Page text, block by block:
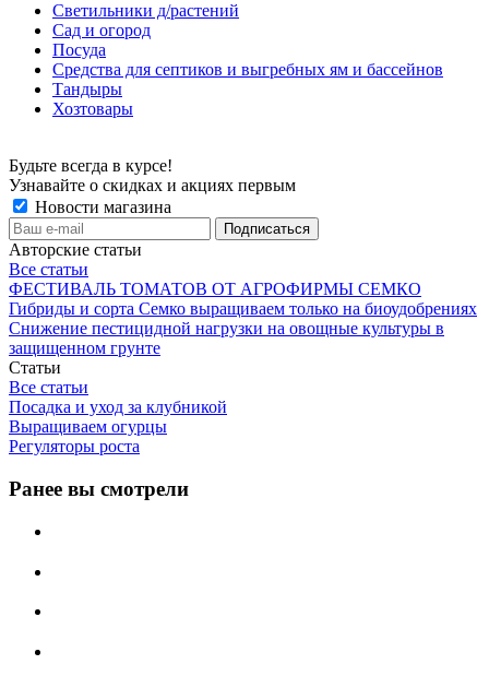
Светильники д/растений
Сад и огород
Посуда
Средства для септиков и выгребных ям и бассейнов
Тандыры
Хозтовары
Будьте всегда в курсе!
Узнавайте о скидках и акциях первым
Новости магазина
Авторские статьи
Все статьи
ФЕСТИВАЛЬ ТОМАТОВ ОТ АГРОФИРМЫ СЕМКО
Гибриды и сорта Семко выращиваем только на биоудобрениях
Снижение пестицидной нагрузки на овощные культуры в
защищенном грунте
Статьи
Все статьи
Посадка и уход за клубникой
Выращиваем огурцы
Регуляторы роста
Ранее вы смотрели